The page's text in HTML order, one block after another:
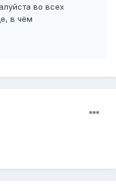
во всех
в чём